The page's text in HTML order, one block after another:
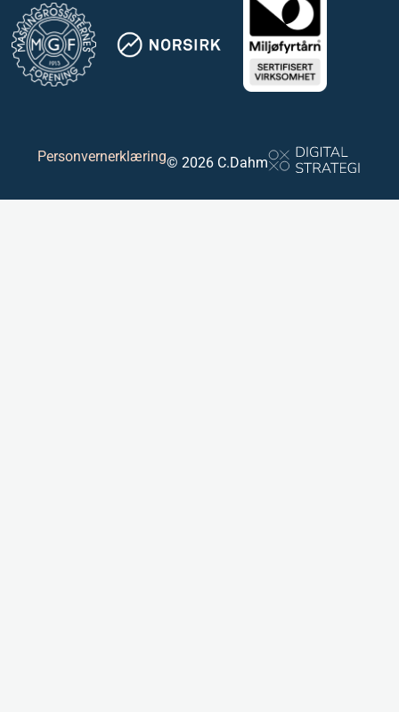
Personvernerklæring© 2026 C.Dahm